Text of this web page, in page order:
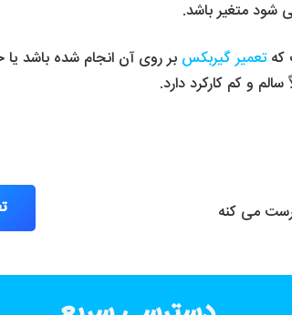
تعمیر گیربکس بر روی آن انجام شده باشد
و کم کارکرد دارد.
می کنه